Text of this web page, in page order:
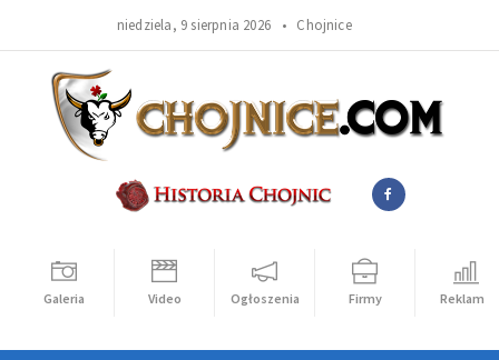
niedziela, 9 sierpnia 2026 • Chojnice
Galeria Video Ogłoszenia Firmy Reklama